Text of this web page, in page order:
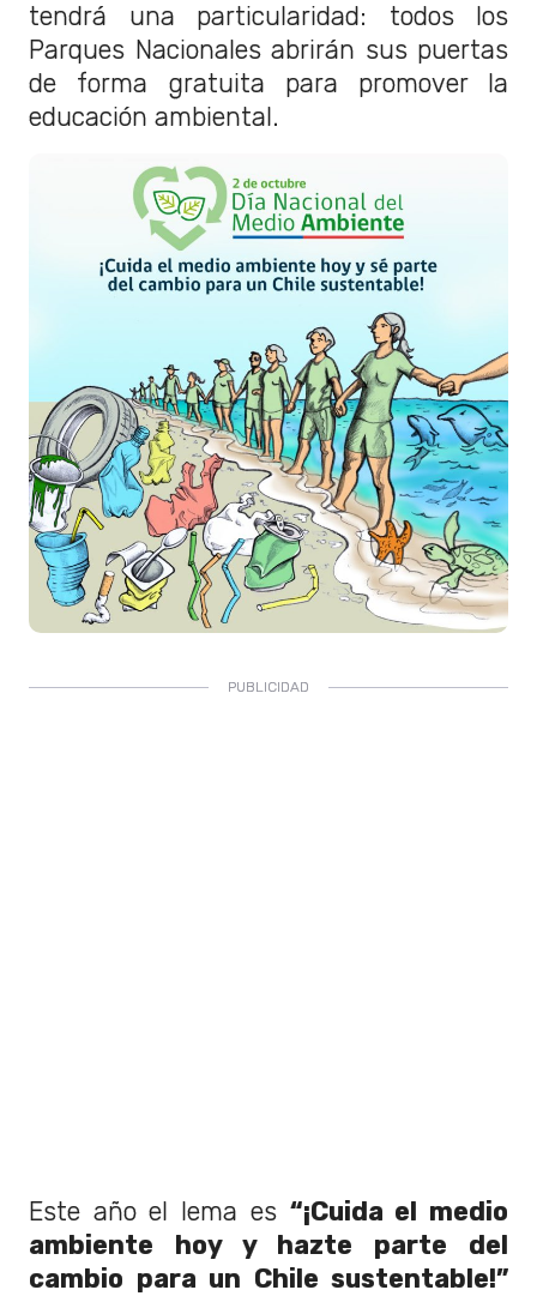
tendrá una particularidad: todos los
Parques Nacionales abrirán sus puertas
de forma gratuita para promover la
educación ambiental.
Este año el lema es “¡Cuida el medio
ambiente hoy y hazte parte del
cambio para un Chile sustentable!”